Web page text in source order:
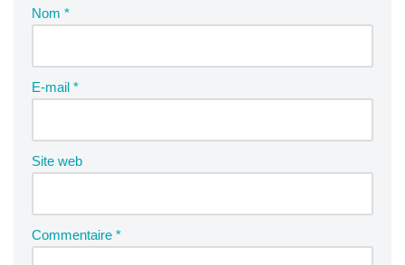
Nom *
E-mail *
Site web
Commentaire *